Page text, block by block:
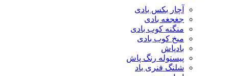
آچار بکس بادی
جغجغه بادی
منگنه کوب بادی
میخ کوب بادی
بادپاش
پیستوله رنگ پاش
شلنگ فنری باد